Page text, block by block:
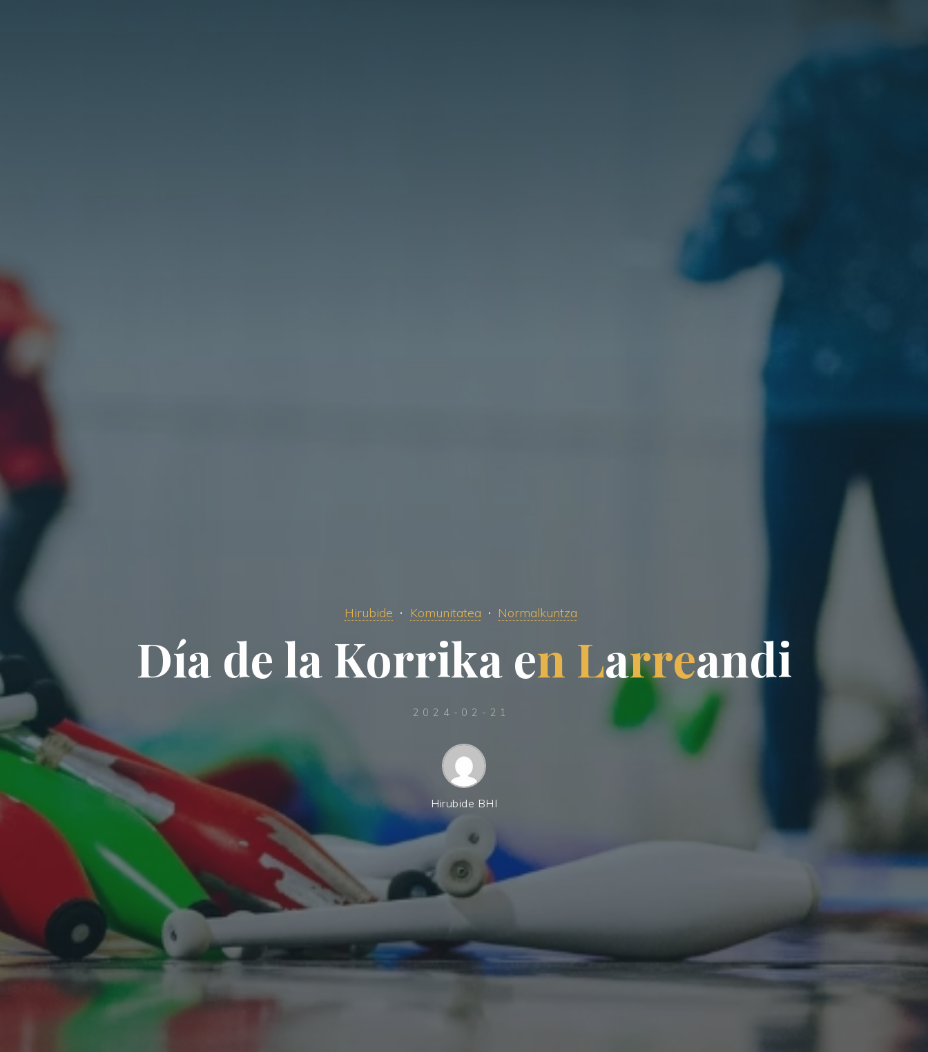
Hirubide Komunitatea Normalkuntza
Día de la Korrika en Larreandi
2024-02-21
Hirubide BHI